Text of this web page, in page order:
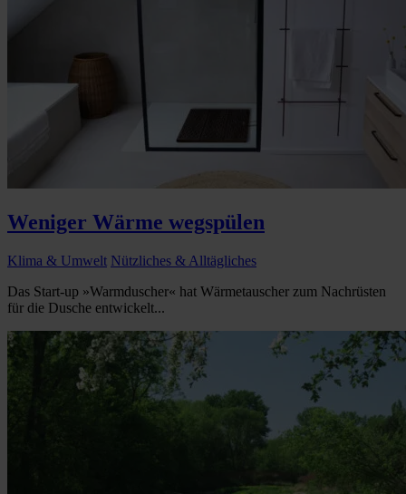
Weniger Wärme wegspülen
Klima & Umwelt Nützliches & Alltägliches
Das Start-up »Warmduscher« hat Wärmetauscher zum Nachrüsten
für die Dusche entwickelt...